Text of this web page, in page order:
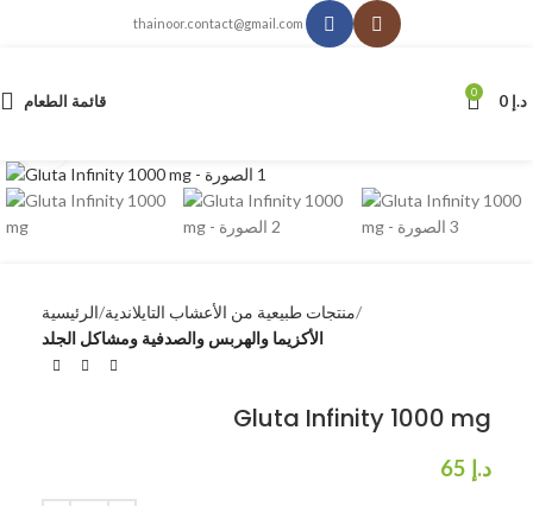
thainoor.contact@gmail.com
قائمة الطعام 0 د.إ
الرئيسية منتجات طبيعية من الأعشاب التايلاندية
الأكزيما والهربس والصدفية ومشاكل الجلد
Gluta Infinity 1000 mg
د.إ